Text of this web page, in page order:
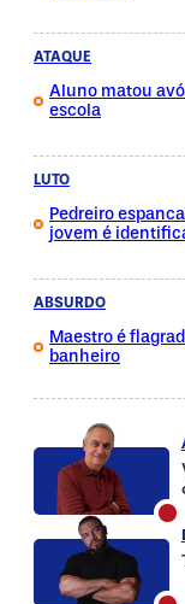
ATAQUE
Aluno matou
escola
LUTO
Pedreiro
jovem é
ABSURDO
Maestro é
banheiro